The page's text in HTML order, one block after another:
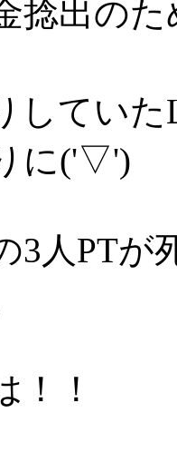
捻出の
してい
に('▽')
3人PT
！！